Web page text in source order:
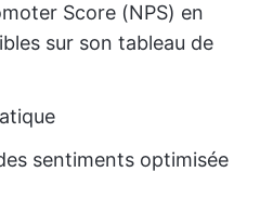
Score (NPS) en
sur son tableau de
sentiments optimisée